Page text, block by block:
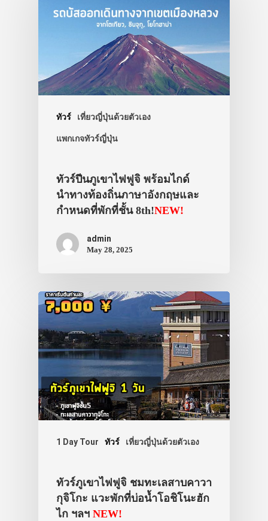
ทัวร์ เที่ยวญี่ปุ่นด้วยตัวเอง
แพกเกจทัวร์ญี่ปุ่น
ทัวร์ปีนภูเขาไฟฟูจิ พร้อมไกด์
นำทางท้องถิ่นภาษาอังกฤษและ
กำหนดที่พักที่ชั้น 8th!NEW!
admin
May 28, 2025
1 Day Tour ทัวร์ เที่ยวญี่ปุ่นด้วยตัวเอง
ทัวร์ภูเขาไฟฟูจิ ชมทะเลสาบคาวา
กุจิโกะ แวะพักที่บ่อน้ำโอชิโนะฮัก
ไก ฯลฯ NEW!